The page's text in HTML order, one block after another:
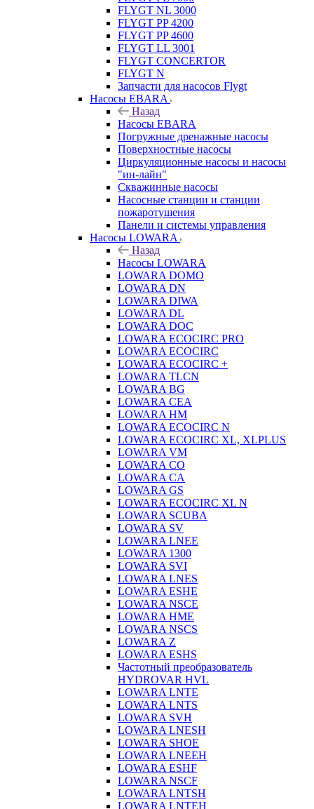
FLYGT NL 3000
FLYGT PP 4200
FLYGT PP 4600
FLYGT LL 3001
FLYGT CONCERTOR
FLYGT N
Запчасти для насосов Flygt
Насосы EBARA
Назад
Насосы EBARA
Погружные дренажные насосы
Поверхностные насосы
Циркуляционные насосы и насосы
"ин-лайн"
Скважинные насосы
Насосные станции и станции
пожаротушения
Панели и системы управления
Насосы LOWARA
Назад
Насосы LOWARA
LOWARA DOMO
LOWARA DN
LOWARA DIWA
LOWARA DL
LOWARA DOC
LOWARA ECOCIRC PRO
LOWARA ECOCIRC
LOWARA ECOCIRC +
LOWARA TLCN
LOWARA BG
LOWARA CEA
LOWARA HM
LOWARA ECOCIRC N
LOWARA ECOCIRC XL, XLPLUS
LOWARA VM
LOWARA CO
LOWARA CA
LOWARA GS
LOWARA ECOCIRC XL N
LOWARA SCUBA
LOWARA SV
LOWARA LNEE
LOWARA 1300
LOWARA SVI
LOWARA LNES
LOWARA ESHE
LOWARA NSCE
LOWARA HME
LOWARA NSCS
LOWARA Z
LOWARA ESHS
Частотный преобразователь
HYDROVAR HVL
LOWARA LNTE
LOWARA LNTS
LOWARA SVH
LOWARA LNESH
LOWARA SHOE
LOWARA LNEEH
LOWARA ESHF
LOWARA NSCF
LOWARA LNTSH
LOWARA LNTEH